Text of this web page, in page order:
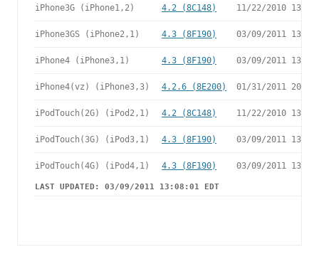
iPhone3G (iPhone1,2) 4.2 (8C148) 11/22/2010
iPhone3GS (iPhone2,1) 4.3 (8F190) 03/09/2011
iPhone4 (iPhone3,1) 4.3 (8F190) 03/09/2011
iPhone4(vz) (iPhone3,3) 4.2.6 (8E200) 01/31/2011
iPodTouch(2G) (iPod2,1) 4.2 (8C148) 11/22/2010
iPodTouch(3G) (iPod3,1) 4.3 (8F190) 03/09/2011
iPodTouch(4G) (iPod4,1) 4.3 (8F190) 03/09/2011
LAST UPDATED: 03/09/2011 13:08:01 EDT